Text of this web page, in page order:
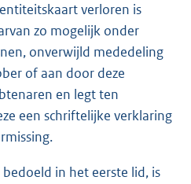
verloren is
zo mogelijk onder
onverwijld mededeling
of aan door deze
en legt ten
een schriftelijke verklaring
in het eerste lid, is